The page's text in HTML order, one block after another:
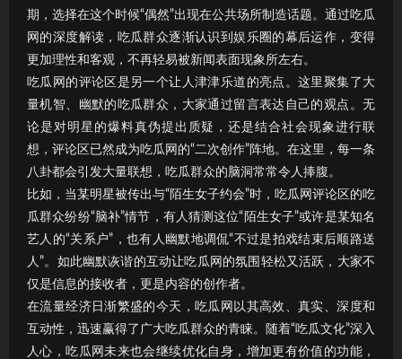
期，选择在这个时候“偶然”出现在公共场所制造话题。通过吃瓜
网的深度解读，吃瓜群众逐渐认识到娱乐圈的幕后运作，变得
更加理性和客观，不再轻易被新闻表面现象所左右。
吃瓜网的评论区是另一个让人津津乐道的亮点。这里聚集了大
量机智、幽默的吃瓜群众，大家通过留言表达自己的观点。无
论是对明星的爆料真伪提出质疑，还是结合社会现象进行联
想，评论区已然成为吃瓜网的“二次创作”阵地。在这里，每一条
八卦都会引发大量联想，吃瓜群众的脑洞常常令人捧腹。
比如，当某明星被传出与“陌生女子约会”时，吃瓜网评论区的吃
瓜群众纷纷“脑补”情节，有人猜测这位“陌生女子”或许是某知名
艺人的“关系户”，也有人幽默地调侃“不过是拍戏结束后顺路送
人”。如此幽默诙谐的互动让吃瓜网的氛围轻松又活跃，大家不
仅是信息的接收者，更是内容的创作者。
在流量经济日渐繁盛的今天，吃瓜网以其高效、真实、深度和
互动性，迅速赢得了广大吃瓜群众的青睐。随着“吃瓜文化”深入
人心，吃瓜网未来也会继续优化自身，增加更有价值的功能，